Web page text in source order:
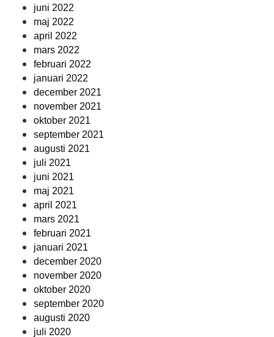
juni 2022
maj 2022
april 2022
mars 2022
februari 2022
januari 2022
december 2021
november 2021
oktober 2021
september 2021
augusti 2021
juli 2021
juni 2021
maj 2021
april 2021
mars 2021
februari 2021
januari 2021
december 2020
november 2020
oktober 2020
september 2020
augusti 2020
juli 2020